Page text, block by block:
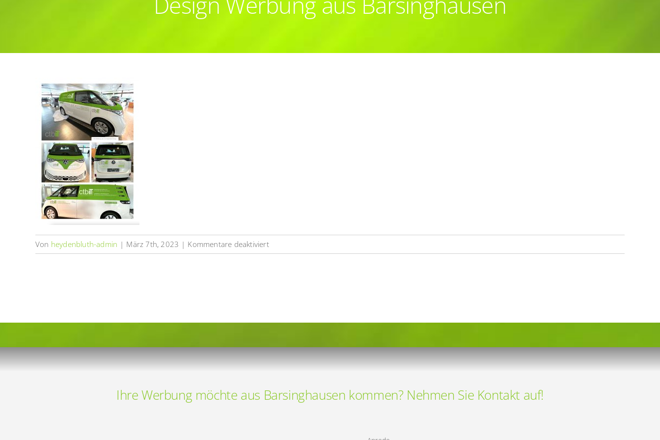
Von heydenbluth-admin | März 7th, 2023 | Kommentare deaktiviertfür
Fahrzeugbeschriftung
Design
aus
Barsinghausen
Ihre Werbung möchte aus Barsinghausen kommen? Nehmen Sie Kontakt auf!